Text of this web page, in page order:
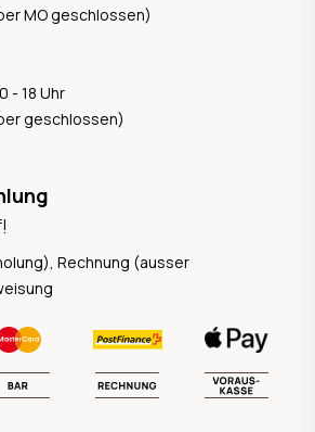
MO geschlossen)
- 18 Uhr
geschlossen)
Rechnung (ausser